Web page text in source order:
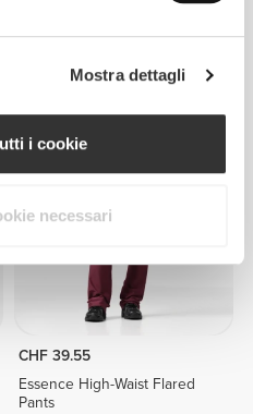
Mostra dettagli
i cookie
necessari
CHF 34.90
Leggings - Deep Green
CHF 39.55
Essence High-Waist Flared
Pants